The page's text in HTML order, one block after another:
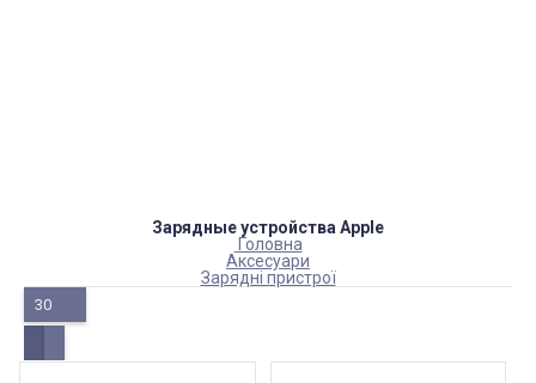
Зарядные устройства Apple
Головна
Аксесуари
Зарядні пристрої
30